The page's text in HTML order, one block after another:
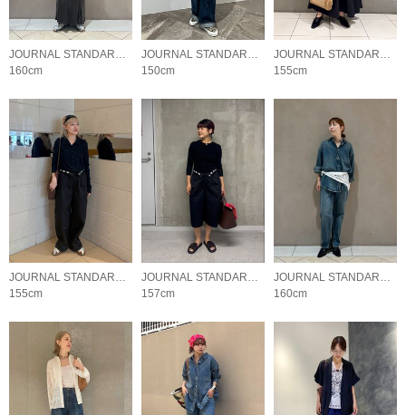
JOURNAL STANDARD LADYS
160cm
JOURNAL STANDARD LADYS
150cm
JOURNAL STANDARD LADYS
155cm
JOURNAL STANDARD LADYS
155cm
JOURNAL STANDARD LADYS
157cm
JOURNAL STANDARD LADYS
160cm